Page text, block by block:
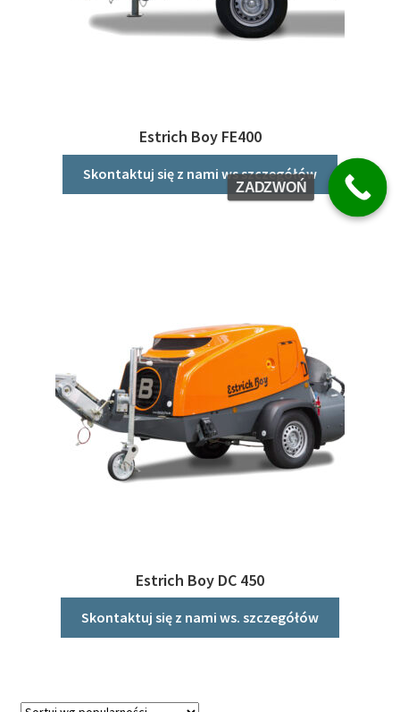
Estrich Boy FE400
Skontaktuj się z nami ws szczegółów
Estrich Boy DC 450
Skontaktuj się z nami ws. szczegółów
ZADZWOŃ